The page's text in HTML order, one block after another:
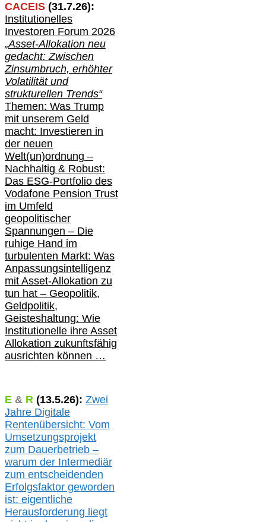
CACEIS (31.7.26):
Institutionelles
Investoren Forum 2026
„Asset-Allokation neu
gedacht: Zwischen
Zinsumbruch, erhöhter
Volatilität und
strukturellen Trends“
Themen: Was Trump
mit unserem Geld
macht: Investieren in
der neuen
Welt(un)ordnung –
Nachhaltig & Robust:
Das ESG-Portfolio des
Vodafone Pension Trust
im Umfeld
geopolitischer
Spannungen – Die
ruhige Hand im
turbulenten Markt: Was
Anpassungsintelligenz
mit Asset-Allokation zu
tun hat – Geopolitik,
Geldpolitik,
Geisteshaltung: Wie
Institutionelle ihre Asset
Allokation zukunftsfähig
ausrichten können …
E & R (13.5.26): Zwei
Jahre Digitale
Rentenübersicht: Vom
Umsetzungsprojekt
zum Dauerbetrieb –
warum der Intermediär
zum entscheidenden
Erfolgsfaktor geworden
ist: eigentliche
Herausforderung liegt